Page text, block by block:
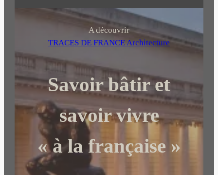
r
c
h
r
A découvrir
TRACES DE FRANCE Architecture
Savoir bâtir et
savoir vivre
« à la française »